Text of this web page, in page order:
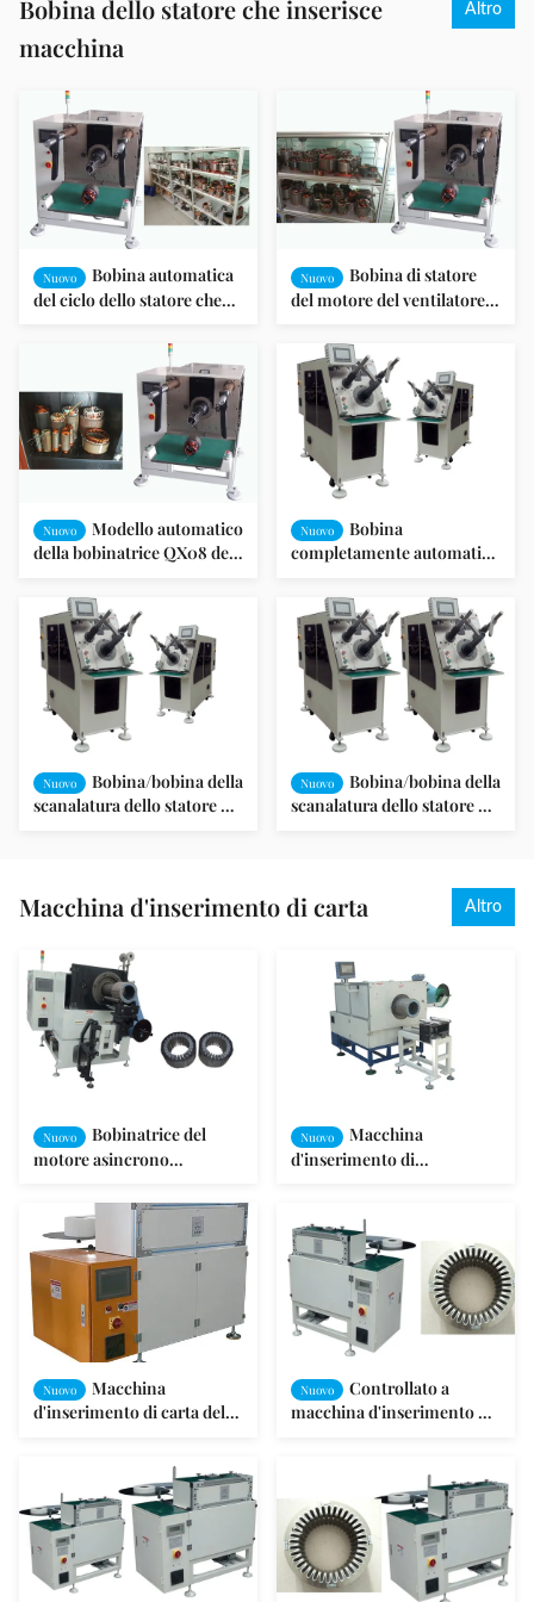
Bobina dello statore che inserisce
macchina
Altro
Nuovo
Bobina automatica
del ciclo dello statore che
compatibile a macchina
Nuovo
Bobina di statore
del motore del ventilatore
iso/SGS di identificazione
dello statore della macchina
60-150 millimetro
Nuovo
Modello automatico
della bobinatrice QX08 del
motore del ventilatore
Nuovo
Bobina
completamente automatica
statore SMT - K90 del
motore a corrente alternata
Nuovo
Bobina/bobina della
scanalatura dello statore del
Nuovo
Bobina/bobina della
scanalatura dello statore del
Macchina d'inserimento di carta Altro
Nuovo
Bobinatrice del
motore asincrono
scanalatura dello statore del
motore
Nuovo
Macchina
d'inserimento di
motore
Nuovo
Macchina
d'inserimento di carta della
Nuovo
Controllato a
macchina d'inserimento di
scanalatura di programma
di SpA - inserendo